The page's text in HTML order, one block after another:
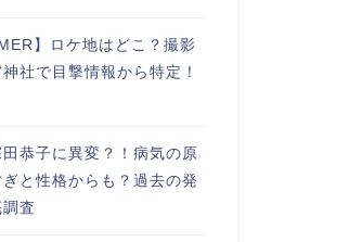
】ロケ地はどこ？撮影
社で目撃情報から特定！
田恭子に異変？！病気の原
と性格からも？過去の発
査